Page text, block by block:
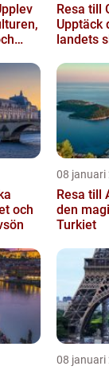
Resa till
Upptäck
landets
och
08 januari
Resa till
den
Turkiet
08 januari